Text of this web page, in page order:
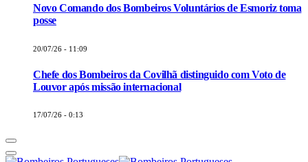
Novo Comando dos Bombeiros Voluntários de Esmoriz toma
posse
20/07/26 - 11:09
Chefe dos Bombeiros da Covilhã distinguido com Voto de
Louvor após missão internacional
17/07/26 - 0:13